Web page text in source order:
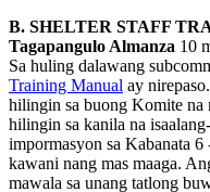
B. SHELTER STAFF
Tagapangulo Almanza 10
Sa huling dalawang
Training Manual ay
hilingin sa buong Komite na
hilingin sa kanila na
impormasyon sa Kabanata
kawani nang mas maaga.
mawala sa unang tatlong